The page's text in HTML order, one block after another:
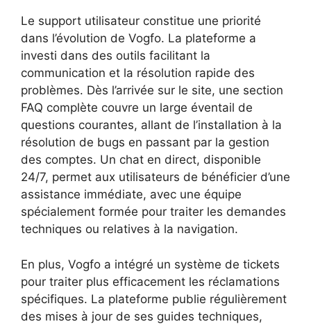
Le support utilisateur constitue une priorité
dans l’évolution de Vogfo. La plateforme a
investi dans des outils facilitant la
communication et la résolution rapide des
problèmes. Dès l’arrivée sur le site, une section
FAQ complète couvre un large éventail de
questions courantes, allant de l’installation à la
résolution de bugs en passant par la gestion
des comptes. Un chat en direct, disponible
24/7, permet aux utilisateurs de bénéficier d’une
assistance immédiate, avec une équipe
spécialement formée pour traiter les demandes
techniques ou relatives à la navigation.
En plus, Vogfo a intégré un système de tickets
pour traiter plus efficacement les réclamations
spécifiques. La plateforme publie régulièrement
des mises à jour de ses guides techniques,